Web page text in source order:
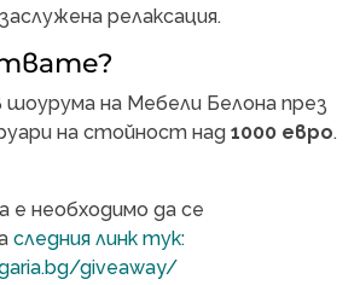
релаксация.
на Мебели Белона през
на стойност над1000 евро.
е необходимо да се
следния линк тук:
giveaway/